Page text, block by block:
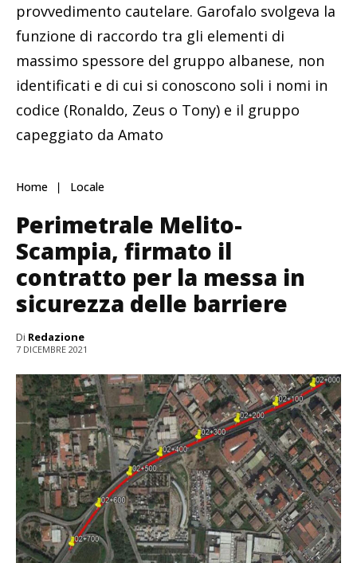
provvedimento cautelare. Garofalo svolgeva la
funzione di raccordo tra gli elementi di
massimo spessore del gruppo albanese, non
identificati e di cui si conoscono soli i nomi in
codice (Ronaldo, Zeus o Tony) e il gruppo
capeggiato da Amato
Home Locale
Perimetrale Melito-
Scampia, firmato il
contratto per la messa in
sicurezza delle barriere
Di Redazione
7 DICEMBRE 2021